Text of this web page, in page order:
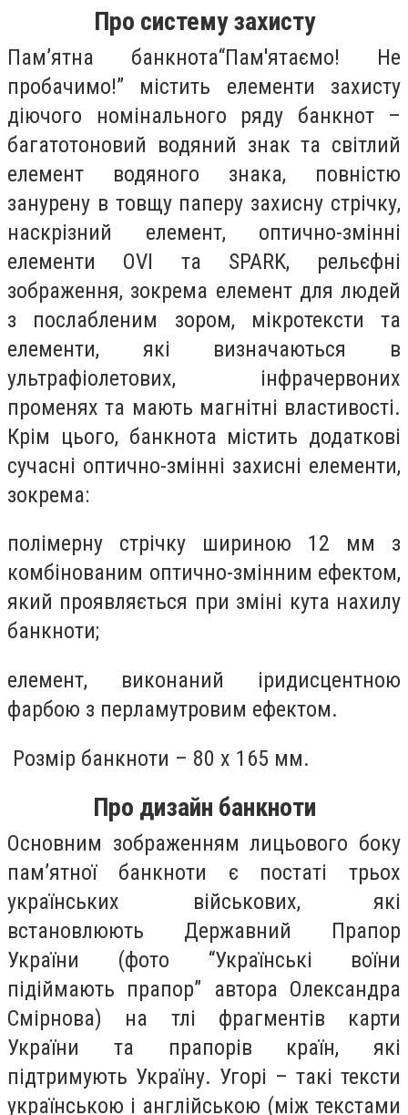
Про систему захисту
Пам’ятна банкнота“Пам'ятаємо! Не
пробачимо!” містить елементи захисту
діючого номінального ряду банкнот –
багатотоновий водяний знак та світлий
елемент водяного знака, повністю
занурену в товщу паперу захисну стрічку,
наскрізний елемент, оптично-змінні
елементи OVI та SPARK, рельєфні
зображення, зокрема елемент для людей
з послабленим зором, мікротексти та
елементи, які визначаються в
ультрафіолетових, інфрачервоних
променях та мають магнітні властивості.
Крім цього, банкнота містить додаткові
сучасні оптично-змінні захисні елементи,
зокрема:
полімерну стрічку шириною 12 мм з
комбінованим оптично-змінним ефектом,
який проявляється при зміні кута нахилу
банкноти;
елемент, виконаний іридисцентною
фарбою з перламутровим ефектом.
Розмір банкноти – 80 x 165 мм.
Про дизайн банкноти
Основним зображенням лицьового боку
пам’ятної банкноти є постаті трьох
українських військових, які
встановлюють Державний Прапор
України (фото “Українські воїни
підіймають прапор” автора Олександра
Смірнова) на тлі фрагментів карти
України та прапорів країн, які
підтримують Україну. Угорі – такі тексти
українською і англійською (між текстами